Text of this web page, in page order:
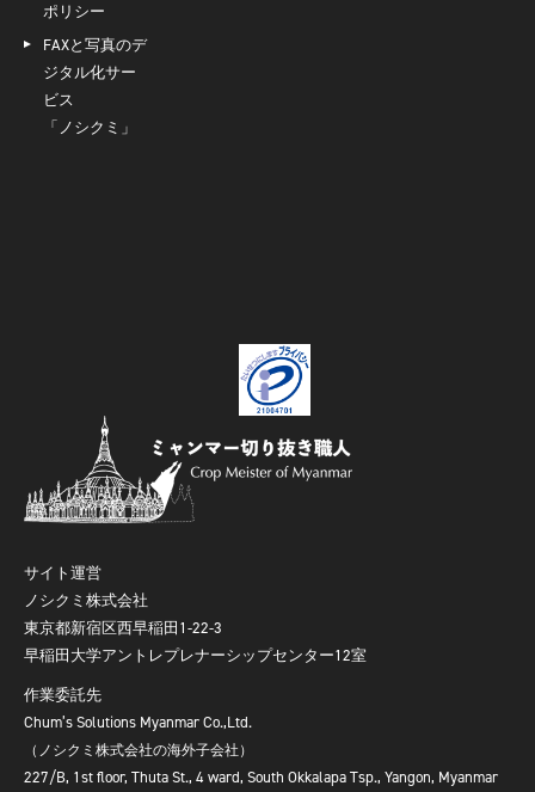
サイト運営
ノシクミ株式会社
東京都新宿区西早稲田1-22-3
早稲田大学アントレプレナーシップセンター12室
作業委託先
Chum’s Solutions Myanmar Co.,Ltd.
（ノシクミ株式会社の海外子会社）
227/B, 1st floor, Thuta St., 4 ward, South Okkalapa Tsp., Yangon, Myanmar
ポリシー
FAXと写真のデ
ジタル化サー
ビス
「ノシクミ」